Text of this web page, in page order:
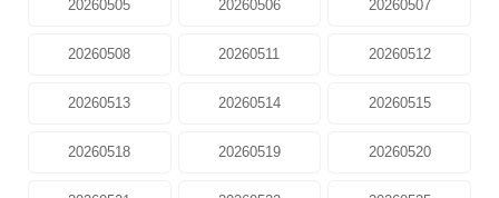
20260505 20260506 20260507
20260508 20260511 20260512
20260513 20260514 20260515
20260518 20260519 20260520